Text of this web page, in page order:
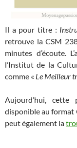
Il a pour titre :
retrouve la CSM
minutes d’écoute.
l’Institut de la
comme « Le Meilleur
Aujourd’hui, cette
disponible au format
peut également la